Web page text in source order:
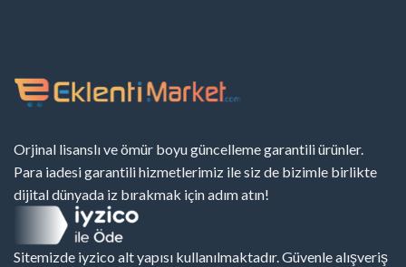
Orjinal lisanslı ve ömür boyu güncelleme garantili ürünler.
Para iadesi garantili hizmetlerimiz ile siz de bizimle birlikte
dijital dünyada iz bırakmak için adım atın!
Sitemizde iyzico alt yapısı kullanılmaktadır. Güvenle alışveriş